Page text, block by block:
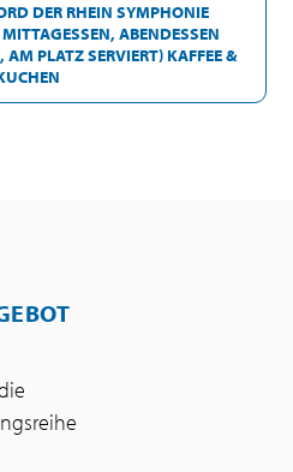
DER RHEIN SYMPHONIE
ABENDESSEN
PLATZ SERVIERT) KAFFEE &